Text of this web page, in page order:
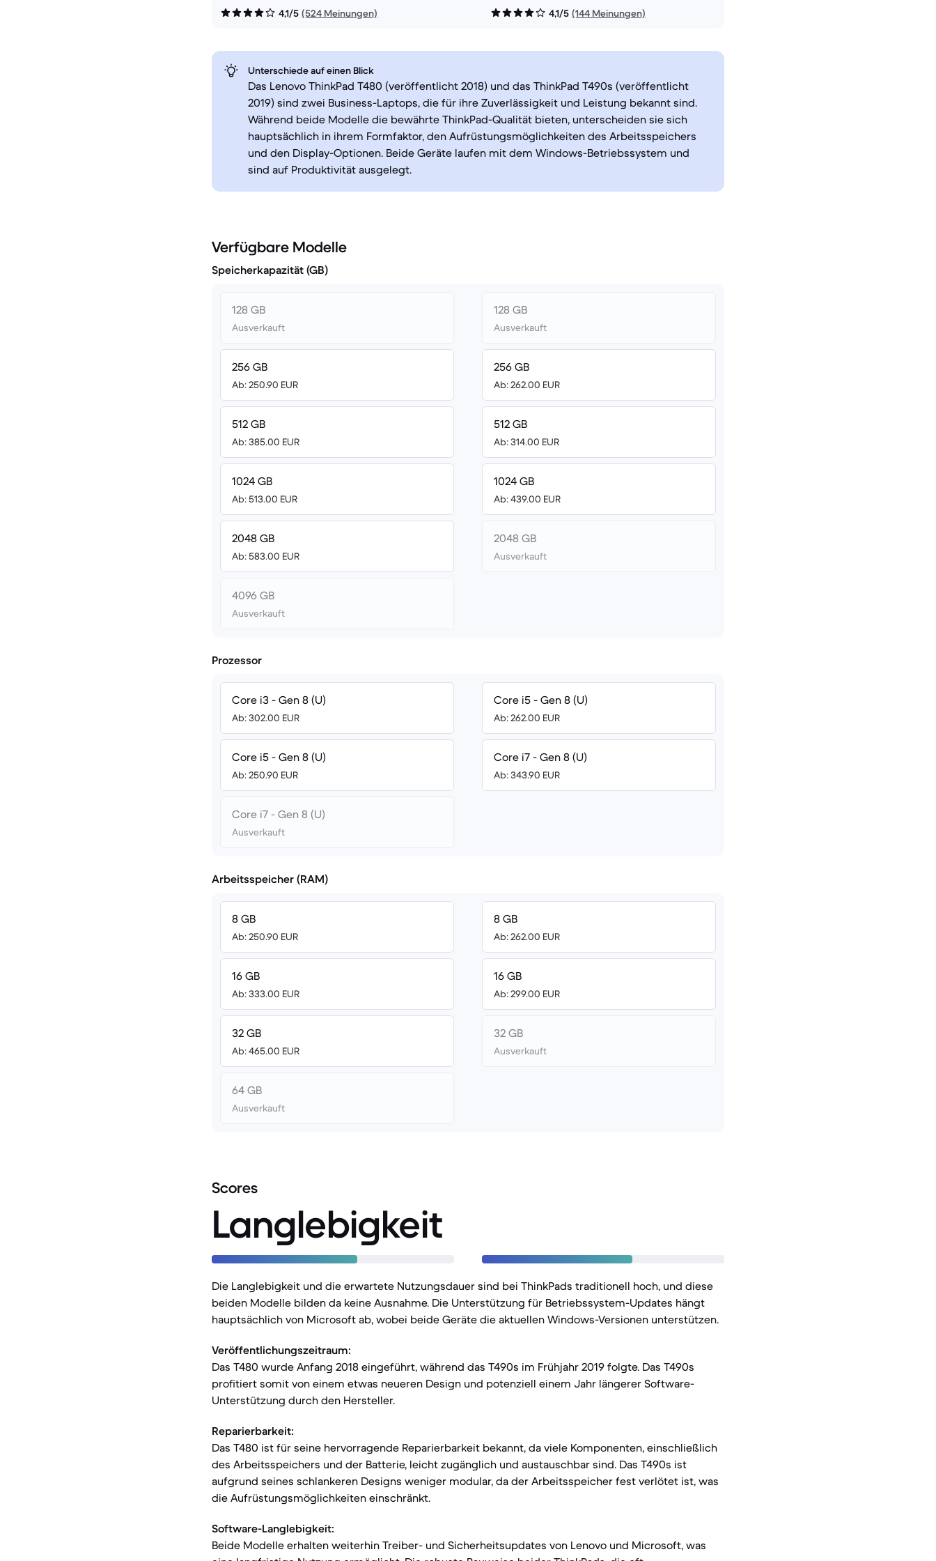
4,1/5 (524 Meinungen) 4,1/5 (144 Meinungen)
Unterschiede auf einen Blick
Das Lenovo ThinkPad T480 (veröffentlicht 2018) und das ThinkPad T490s (veröffentlicht
2019) sind zwei Business-Laptops, die für ihre Zuverlässigkeit und Leistung bekannt sind.
Während beide Modelle die bewährte ThinkPad-Qualität bieten, unterscheiden sie sich
hauptsächlich in ihrem Formfaktor, den Aufrüstungsmöglichkeiten des Arbeitsspeichers
und den Display-Optionen. Beide Geräte laufen mit dem Windows-Betriebssystem und
sind auf Produktivität ausgelegt.
Verfügbare Modelle
Speicherkapazität (GB)
128 GB
Ausverkauft
256 GB
Ab: 250.90 EUR
512 GB
Ab: 385.00 EUR
1024 GB
Ab: 513.00 EUR
2048 GB
Ab: 583.00 EUR
4096 GB
Ausverkauft
128 GB
Ausverkauft
256 GB
Ab: 262.00 EUR
512 GB
Ab: 314.00 EUR
1024 GB
Ab: 439.00 EUR
2048 GB
Ausverkauft
Prozessor
Core i3 - Gen 8 (U)
Ab: 302.00 EUR
Core i5 - Gen 8 (U)
Ab: 250.90 EUR
Core i7 - Gen 8 (U)
Ausverkauft
Core i5 - Gen 8 (U)
Ab: 262.00 EUR
Core i7 - Gen 8 (U)
Ab: 343.90 EUR
Arbeitsspeicher (RAM)
8 GB
Ab: 250.90 EUR
16 GB
Ab: 333.00 EUR
32 GB
Ab: 465.00 EUR
64 GB
Ausverkauft
8 GB
Ab: 262.00 EUR
16 GB
Ab: 299.00 EUR
32 GB
Ausverkauft
Scores
Langlebigkeit
Die Langlebigkeit und die erwartete Nutzungsdauer sind bei ThinkPads traditionell hoch, und diese
beiden Modelle bilden da keine Ausnahme. Die Unterstützung für Betriebssystem-Updates hängt
hauptsächlich von Microsoft ab, wobei beide Geräte die aktuellen Windows-Versionen unterstützen.
Veröffentlichungszeitraum:
Das T480 wurde Anfang 2018 eingeführt, während das T490s im Frühjahr 2019 folgte. Das T490s
profitiert somit von einem etwas neueren Design und potenziell einem Jahr längerer Software-
Unterstützung durch den Hersteller.
Reparierbarkeit:
Das T480 ist für seine hervorragende Reparierbarkeit bekannt, da viele Komponenten, einschließlich
des Arbeitsspeichers und der Batterie, leicht zugänglich und austauschbar sind. Das T490s ist
aufgrund seines schlankeren Designs weniger modular, da der Arbeitsspeicher fest verlötet ist, was
die Aufrüstungsmöglichkeiten einschränkt.
Software-Langlebigkeit:
Beide Modelle erhalten weiterhin Treiber- und Sicherheitsupdates von Lenovo und Microsoft, was